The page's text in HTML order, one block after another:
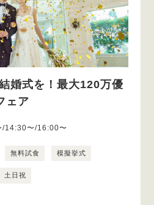
婚式を！最大120万優
ェア
14:30〜/16:00〜
無料試食 模擬挙式
土日祝